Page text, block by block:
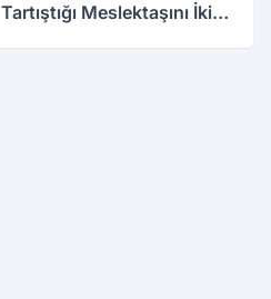
Tartıştığı Meslektaşını İki